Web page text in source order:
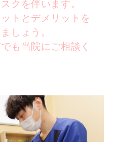
クを伴います。
トとデメリットを
しょう。
も当院にご相談く